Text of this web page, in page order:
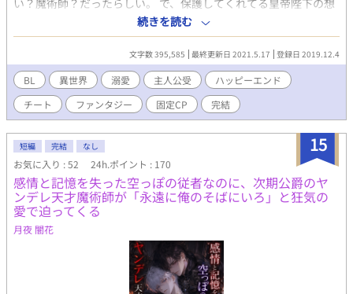
い？魔術師？だったらしい。 で、保護してくれてる皇帝陛下の想
い人、らしい、俺。・・マジこれ夢オチなんじゃねぇの！？ と、
あわあわしながら精神年齢高校生の主人公が溺愛されながら異世
界で生きていくお話です。 ギャグとシリアスが混在しております
(*´▽｀*) ☆★★☆ 小説家になろう(ムーンライトノベル)様にて掲
載・完結したお話の軽微修正版です。 ※R18・残酷表現等は予告
なしで入ります。
続きを読む
文字数 395,585 最終更新日 2021.5.17 登録日 2019.12.4
BL 異世界 溺愛 主人公受
ハッピーエンド
チート
ファンタジー 固定CP 完結
15
短編 完結 なし
お気に入り : 52 24h.ポイント : 170
感情と記憶を失った空っぽの従者なのに、次期公爵のヤ
ンデレ天才魔術師が「永遠に俺のそばにいろ」と狂気の
愛で迫ってくる
月夜 闇花